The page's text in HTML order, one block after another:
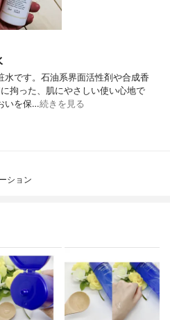
水です。石油系界面活性剤や合成香
拘った、肌にやさしい使い心地で
いを保…続きを見る
ション